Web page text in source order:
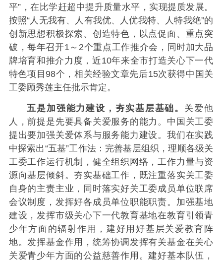
平”，在比学赶超中提升质量水平，实现提质发展。
按照“人无我有、人有我优、人优我特、人特我绝”的
创新思想积极探索、创造特色，以点促面、重点突
破，每年召开1～2个重点工作推介会，同时加大品
牌培育和推介力度，近10年来全市打造关心下一代
特色项目98个，相关经验文章先后15次获得中国关
工委顾秀莲主任批示肯定。
五是加强能力建设，夯实基层基础。 关爱他
人，前提是先要具备关爱服务的能力。中国关工委
提出要加强关爱体系与服务能力建设。我们在实践
中探索出“五基”工作法：完善基层组织，理顺各级关
工委工作运行机制，健全组织网络，工作力量与资
源向基层倾斜。夯实基础工作，既注重落实关工委
自身的主责主业，同时落实好关工委成员单位联席
会议制度，发挥好各成员单位职能职责。加强基地
建设，发挥市级关心下一代教育基地在教育引领青
少年方面的辐射作用，建好用好基层关爱教育阵
地。发挥基金作用，统筹协调发挥有关基金在关心
关爱青少年方面的公益慈善作用。建好基本队伍，